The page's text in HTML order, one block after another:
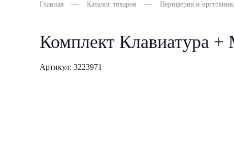
Главная Каталог товаров Периферия и
Комплект Клавиатура
Артикул: 3223971